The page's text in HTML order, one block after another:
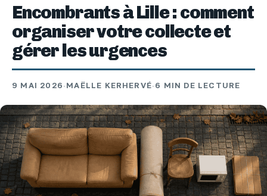
Encombrants à Lille : comment
organiser votre collecte et
gérer les urgences
9 MAI 2026·MAËLLE KERHERVÉ·6 MIN DE LECTURE